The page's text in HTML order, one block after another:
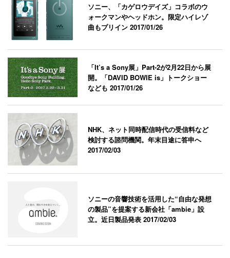
ソニー、「カゲロウデイズ」コラボのウ
ォークマンやヘッドホン。限定ハイレゾ
曲もプリイン2017/01/26
「It’s a Sony展」Part-2が2月22日から展
開。「DAVID BOWIE is」トークショー
なども2017/01/26
NHK、ネット同時配信時代の受信料など
検討する諮問機関。年末目途に答申へ
2017/02/03
ソニーの音響技術を活用した“自由な発想
の製品”を提案する新会社「ambie」設
立。近日製品発表2017/02/03